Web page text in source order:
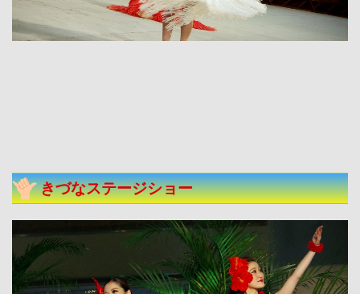
きづなステージショー